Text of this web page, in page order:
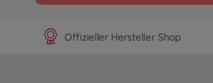
Offizieller Hersteller Shop